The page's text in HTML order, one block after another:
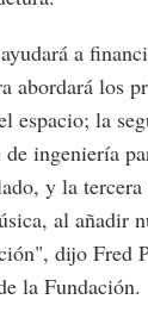
a
abordará los
espacio; la
ingeniería
y la
al añadir
dijo Fred
la Fundación.